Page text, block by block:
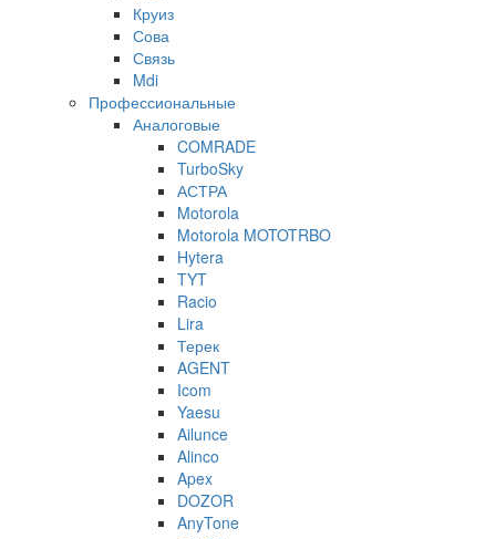
Круиз
Сова
Связь
Mdi
Профессиональные
Аналоговые
COMRADE
TurboSky
АСТРА
Motorola
Motorola MOTOTRBO
Hytera
TYT
Racio
Lira
Терек
AGENT
Icom
Yaesu
Ailunce
Alinco
Apex
DOZOR
AnyTone